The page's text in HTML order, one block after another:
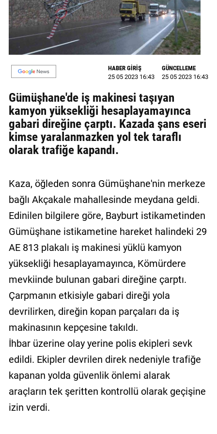
GALERİ
VİDEO
YAZARLAR
BİZE
Künye
İletişim
Gizlilik
Sözleşmesi
Kullanıcı
Sözleşmesi
HABER GİRİŞ
25 05 2023 16:43
GÜNCELLEME
25 05 2023 16:43
Gümüşhane'de iş makinesi taşıyan
kamyon yüksekliği hesaplayamayınca
gabari direğine çarptı. Kazada şans eseri
kimse yaralanmazken yol tek taraflı
olarak trafiğe kapandı.
Kaza, öğleden sonra Gümüşhane'nin merkeze
bağlı Akçakale mahallesinde meydana geldi.
Edinilen bilgilere göre, Bayburt istikametinden
Gümüşhane istikametine hareket halindeki 29
AE 813 plakalı iş makinesi yüklü kamyon
yüksekliği hesaplayamayınca, Kömürdere
mevkiinde bulunan gabari direğine çarptı.
Çarpmanın etkisiyle gabari direği yola
devrilirken, direğin kopan parçaları da iş
makinasının kepçesine takıldı.
İhbar üzerine olay yerine polis ekipleri sevk
edildi. Ekipler devrilen direk nedeniyle trafiğe
kapanan yolda güvenlik önlemi alarak
araçların tek şeritten kontrollü olarak geçişine
izin verdi.